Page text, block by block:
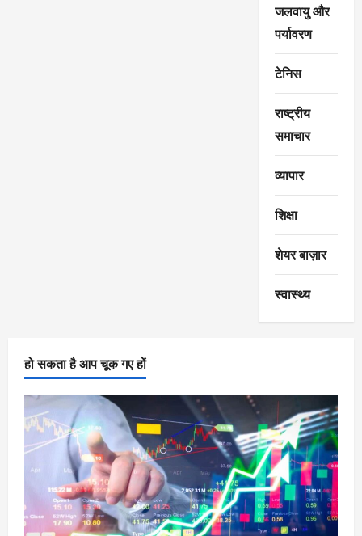
जलवायु और
पर्यावरण
टेनिस
राष्ट्रीय
समाचार
व्यापार
शिक्षा
शेयर बाज़ार
स्वास्थ्य
हो सकता है आप चूक गए हों